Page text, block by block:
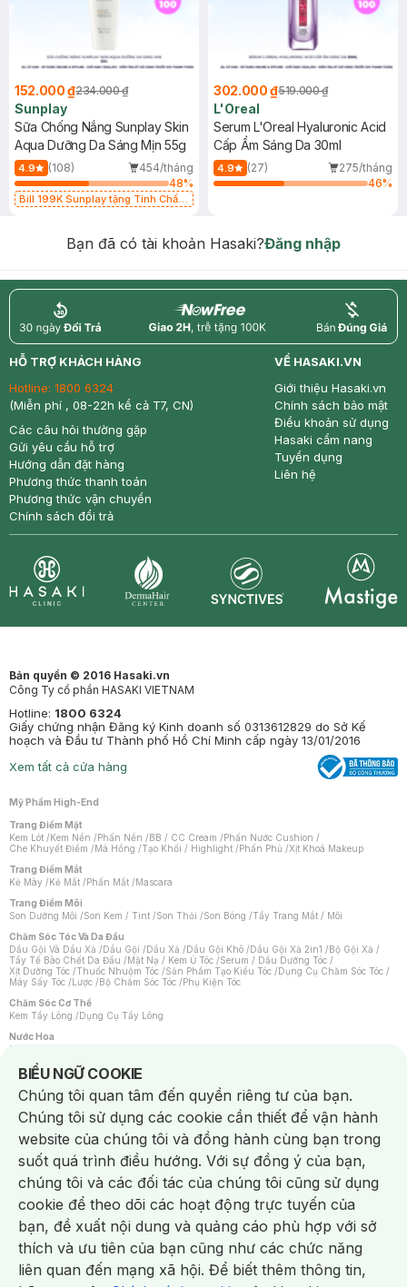
152.000 ₫234.000 ₫
Sunplay
Sữa Chống Nắng Sunplay Skin
Aqua Dưỡng Da Sáng Mịn 55g
4.9 (108)
454/tháng
48%
Bill 199K Sunplay tặng Tinh Chất
302.000 ₫519.000 ₫
L'Oreal
Serum L'Oreal Hyaluronic Acid
Cấp Ẩm Sáng Da 30ml
4.9 (27)
275/tháng
46%
Bạn đã có tài khoản Hasaki?Đăng nhập
return nowfree price
HỖ TRỢ KHÁCH HÀNG
Hotline: 1800 6324
(Miễn phí , 08-22h kể cả T7, CN)
Các câu hỏi thường gặp
Gửi yêu cầu hỗ trợ
Hướng dẫn đặt hàng
Phương thức thanh toán
Phương thức vận chuyển
Chính sách đổi trả
VỀ HASAKI.VN
Giới thiệu Hasaki.vn
Chính sách bảo mật
Điều khoản sử dụng
Hasaki cẩm nang
Tuyển dụng
Liên hệ
Bản quyền © 2016 Hasaki.vn
Công Ty cổ phần HASAKI VIETNAM
Hotline: 1800 6324
Giấy chứng nhận Đăng ký Kinh doanh số 0313612829 do Sở Kế
hoạch và Đầu tư Thành phố Hồ Chí Minh cấp ngày 13/01/2016
Xem tất cả cửa hàng
Mỹ Phẩm High-End
Trang Điểm Mặt
Kem Lót /Kem Nền /Phấn Nền /BB / CC Cream /Phấn Nước Cushion /
Che Khuyết Điểm /Má Hồng /Tạo Khối / Highlight /Phấn Phủ /Xịt Khoá Makeup
Trang Điểm Mắt
Kẻ Mày /Kẻ Mắt /Phấn Mắt /Mascara
Trang Điểm Môi
Son Dưỡng Môi /Son Kem / Tint /Son Thỏi /Son Bóng /Tẩy Trang Mắt / Môi
Chăm Sóc Tóc Và Da Đầu
Dầu Gội Và Dầu Xả /Dầu Gội /Dầu Xả /Dầu Gội Khô /Dầu Gội Xả 2in1 /Bộ Gội Xả /
Tẩy Tế Bào Chết Da Đầu /Mặt Nạ / Kem Ủ Tóc /Serum / Dầu Dưỡng Tóc /
Xịt Dưỡng Tóc /Thuốc Nhuộm Tóc /Sản Phẩm Tạo Kiểu Tóc /Dụng Cụ Chăm Sóc Tóc /
Máy Sấy Tóc /Lược /Bộ Chăm Sóc Tóc /Phụ Kiện Tóc
Chăm Sóc Cơ Thể
Kem Tẩy Lông /Dụng Cụ Tẩy Lông
Nước Hoa
Nước Hoa Nữ
Chăm Sóc Cá Nhân
Chống Muỗi /Khẩu Trang /Máy Massage/Mặt Nạ Xông Hơi /Nước Rửa Tay/
Sản Phẩm Chăm Sóc Khác /Bàn Chải Đánh Răng /Bàn Chải Điện/
Hỗ Trợ Trắng Răng/Kem Đánh Răng /Máy Tăm Nước/ Nước Súc Miệng/
Tăm / Chỉ Nha Khoa/ Xịt Thơm Miệng / Dung Dịch Vệ Sinh/Dưỡng Vùng Kín/
Khăn Ướt Vệ Sinh Vùng Kín/Băng Vệ Sinh/Tampon/Bọt Cạo Râu /Dao Cạo Râu/
Máy Cạo Râu
Vấn Đề Về Da
Da Dầu / Lỗ Chân Lông To/ Da Khô / Mất Nước/ Da Lão Hóa/ Da Mụn/
Da Nhạy Cảm / Kích Ứng
Da Xỉn Màu Thâm / Nám / Tàn Nhang
Quầng Thâm & Bọng Mắt /Sẹo /Viêm Da Cơ Địa
Dụng Cụ / Phụ Kiện Chăm Sóc Da
Bông Tẩy Trang
Khăn Lau Mặt Khô Dụng Cụ / Máy Rửa Mặt Máy Chăm Sóc Da
Dụng Cụ Chăm Sóc Khác
BIỂU NGỮ COOKIE
Notice about cookies usage
Chúng tôi quan tâm đến quyền riêng tư của bạn.
Chúng tôi sử dụng các cookie cần thiết để vận hành
website của chúng tôi và đồng hành cùng bạn trong
suốt quá trình điều hướng. Với sự đồng ý của bạn,
chúng tôi và các đối tác của chúng tôi cũng sử dụng
cookie để theo dõi các hoạt động trực tuyến của
bạn, đề xuất nội dung và quảng cáo phù hợp với sở
thích và ưu tiên của bạn cũng như các chức năng
liên quan đến mạng xã hội. Để biết thêm thông tin,